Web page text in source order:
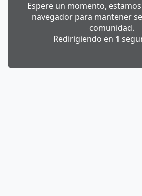
Espere un momento,
navegador para mantener
comunidad.
Redirigiendo en 1